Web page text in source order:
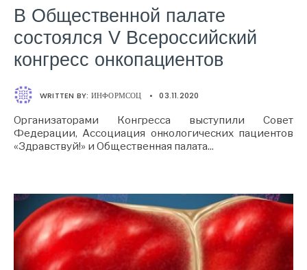
В Общественной палате
состоялся V Всероссийский
конгресс онкопациентов
WRITTEN BY: ИНФОРМСОЦ • 03.11.2020
Организаторами Конгресса выступили Совет
Федерации, Ассоциация онкологических пациентов
«Здравствуй!» и Общественная палата...